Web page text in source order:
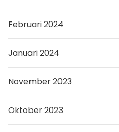
Februari 2024
Januari 2024
November 2023
Oktober 2023